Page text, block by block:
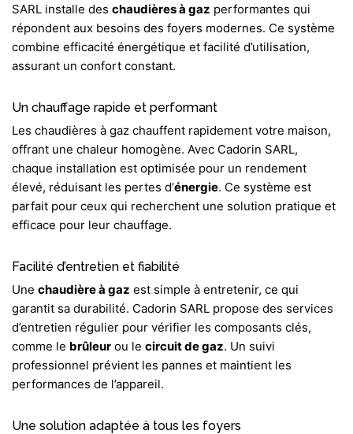
SARL installe des chaudières à gaz performantes qui
répondent aux besoins des foyers modernes. Ce système
combine efficacité énergétique et facilité d’utilisation,
assurant un confort constant.
Un chauffage rapide et performant
Les chaudières à gaz chauffent rapidement votre maison,
offrant une chaleur homogène. Avec Cadorin SARL,
chaque installation est optimisée pour un rendement
élevé, réduisant les pertes d’énergie. Ce système est
parfait pour ceux qui recherchent une solution pratique et
efficace pour leur chauffage.
Facilité d’entretien et fiabilité
Une chaudière à gaz est simple à entretenir, ce qui
garantit sa durabilité. Cadorin SARL propose des services
d’entretien régulier pour vérifier les composants clés,
comme le brûleur ou le circuit de gaz. Un suivi
professionnel prévient les pannes et maintient les
performances de l’appareil.
Une solution adaptée à tous les foyers